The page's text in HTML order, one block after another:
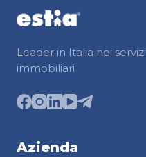
Leader in Italia nei servizi
immobiliari
Azienda